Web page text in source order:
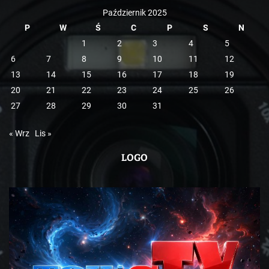
Październik 2025
P
W Ś C P S
N
1
2 3 4
5
6
7 8 9 10 11
12
13
14 15 16 17 18
19
20
21 22 23 24 25
26
27
28 29 30 31
« Wrz Lis »
LOGO